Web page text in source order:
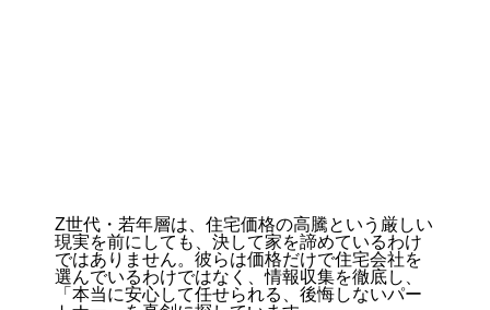
Z世代・若年層は、住宅価格の高騰という厳しい
現実を前にしても、決して家を諦めているわけ
ではありません。彼らは価格だけで住宅会社を
選んでいるわけではなく、情報収集を徹底し、
「本当に安心して任せられる、後悔しないパー